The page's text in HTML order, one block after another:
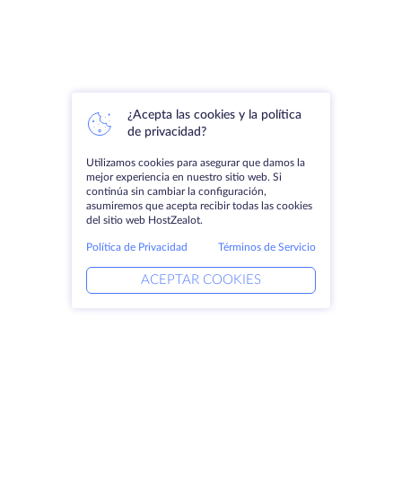
¿Acepta las cookies y la política
de privacidad?
Utilizamos cookies para asegurar que damos la
mejor experiencia en nuestro sitio web. Si
continúa sin cambiar la configuración,
asumiremos que acepta recibir todas las cookies
del sitio web HostZealot.
Política de Privacidad Términos de Servicio
ACEPTAR COOKIES